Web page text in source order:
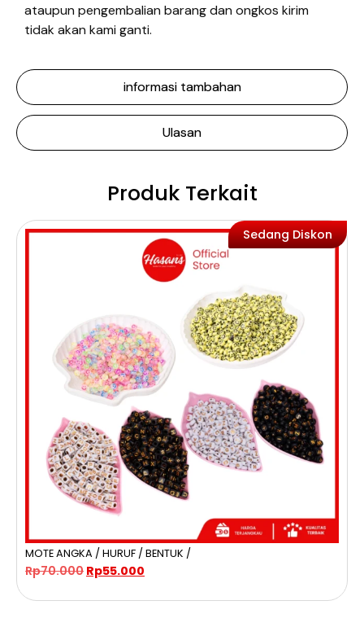
informasi tambahan
Ulasan
ataupun pengembalian barang dan ongkos kirim
tidak akan kami ganti.
Produk Terkait
Sedang Diskon
MOTE ANGKA / HURUF / BENTUK /
Rp70.000 Rp55.000